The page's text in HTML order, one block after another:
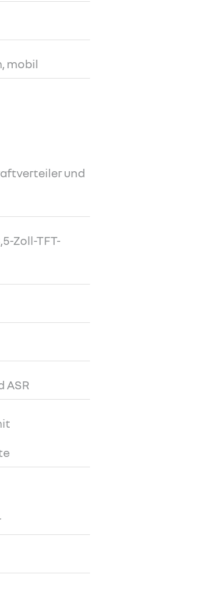
mobil
und
Zoll-TFT-
ASR